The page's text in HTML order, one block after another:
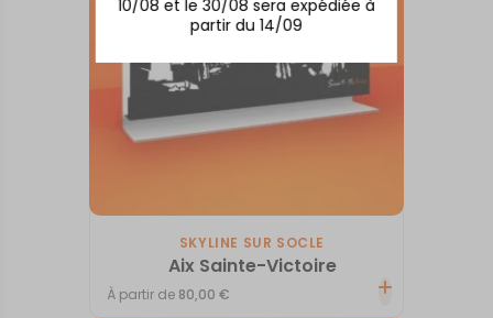
10/08 et le 30/08 sera expédiée à
partir du 14/09
SKYLINE SUR SOCLE
Aix Sainte-Victoire
À partir de 80,00€